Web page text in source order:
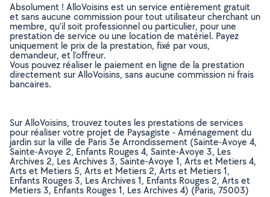
Absolument ! AlloVoisins est un service entièrement gratuit
et sans aucune commission pour tout utilisateur cherchant un
membre, qu’il soit professionnel ou particulier, pour une
prestation de service ou une location de matériel. Payez
uniquement le prix de la prestation, fixé par vous,
demandeur, et l’offreur.
Vous pouvez réaliser le paiement en ligne de la prestation
directement sur AlloVoisins, sans aucune commission ni frais
bancaires.
Sur AlloVoisins, trouvez toutes les prestations de services
pour réaliser votre projet de Paysagiste - Aménagement du
jardin sur la ville de Paris 3e Arrondissement (Sainte-Avoye 4,
Sainte-Avoye 2, Enfants Rouges 4, Sainte-Avoye 3, Les
Archives 2, Les Archives 3, Sainte-Avoye 1, Arts et Metiers 4,
Arts et Metiers 5, Arts et Metiers 2, Arts et Metiers 1,
Enfants Rouges 3, Les Archives 1, Enfants Rouges 2, Arts et
Metiers 3, Enfants Rouges 1, Les Archives 4) (Paris, 75003)